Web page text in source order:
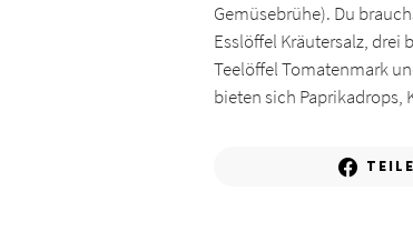
Gemüsebrühe). Du
Esslöffel Kräutersalz, drei
Teelöffel Tomatenmark
bieten sich Paprikadrops,